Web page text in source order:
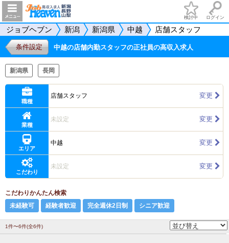
検討中 ログイン
ジョブヘブン 新潟 新潟県 中越 店舗スタッフ
条件設定 中越の店舗内勤スタッフの正社員の高収入求人
新潟県 長岡
職種
店舗スタッフ 変更
業種
未設定 変更
エリア
中越 変更
こだわり
未設定 変更
こだわりかんたん検索
未経験可
経験者歓迎 完全週休2日制 シニア歓迎
1件〜6件(全6件)